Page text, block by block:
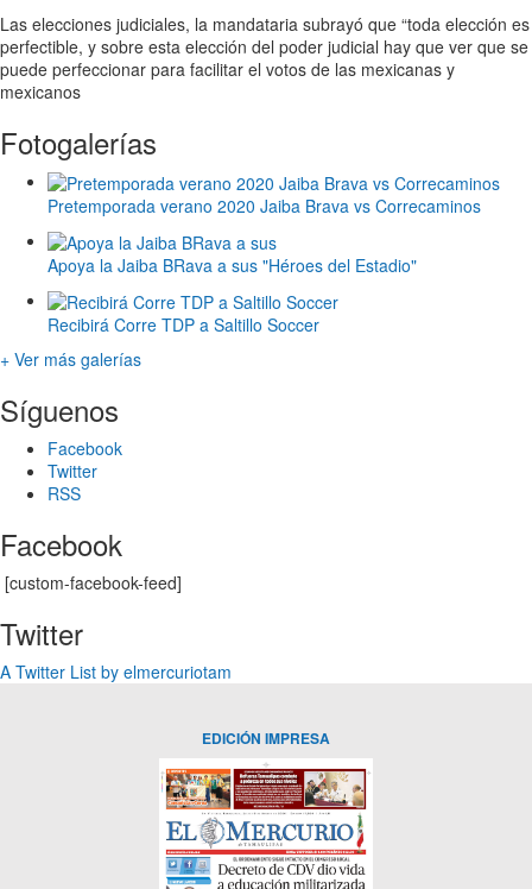
Las elecciones judiciales, la mandataria subrayó que “toda elección es
perfectible, y sobre esta elección del poder judicial hay que ver que se
puede perfeccionar para facilitar el votos de las mexicanas y
mexicanos
Fotogalerías
Pretemporada verano 2020 Jaiba Brava vs Correcaminos
Apoya la Jaiba BRava a sus "Héroes del Estadio"
Recibirá Corre TDP a Saltillo Soccer
+ Ver más galerías
Síguenos
Facebook
Twitter
RSS
Facebook
[custom-facebook-feed]
Twitter
A Twitter List by elmercuriotam
EDICIÓN IMPRESA